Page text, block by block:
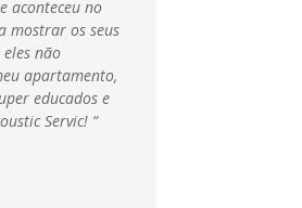
aconteceu no
mostrar os seus
não
apartamento,
educados e
Servic! “